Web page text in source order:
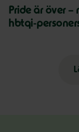
Pride är över
hbtqi-